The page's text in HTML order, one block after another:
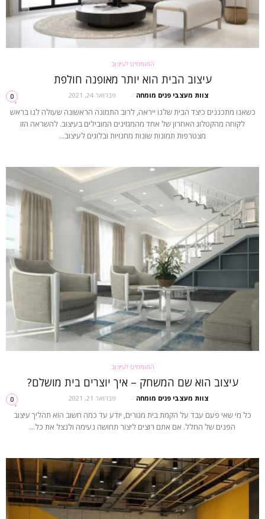
המומחים לעיצוב
עיצוב הבית הוא יותר מאופנה חולפת
צוות מעצבי פנים מומחה - פברואר 24, 2021 0
כשאנו מתכננים כיצד הבית שלנו ייראה, לרוב התמונה הראשונה שעולה לנו בראש
לקוחה מהקטלוג האחרון של אחד מהמגזינים המובילים בעיצוב. להשראה הזו
מצטרפות תמונות שונות מחנויות ובלוגים לעיצוב...
המומחים לעיצוב
עיצוב הוא שם המשחק – איך יוצרים בית מושלם?
צוות מעצבי פנים מומחה - פברואר 21, 2021 0
כל מי שאי פעם עבד על הקמת בית מגורים, יודע עד כמה חשוב הוא תהליך עיצוב
הפנים של החלל. אם אתם רוצים ליצור תחושה נעימה ולנצל את כל...